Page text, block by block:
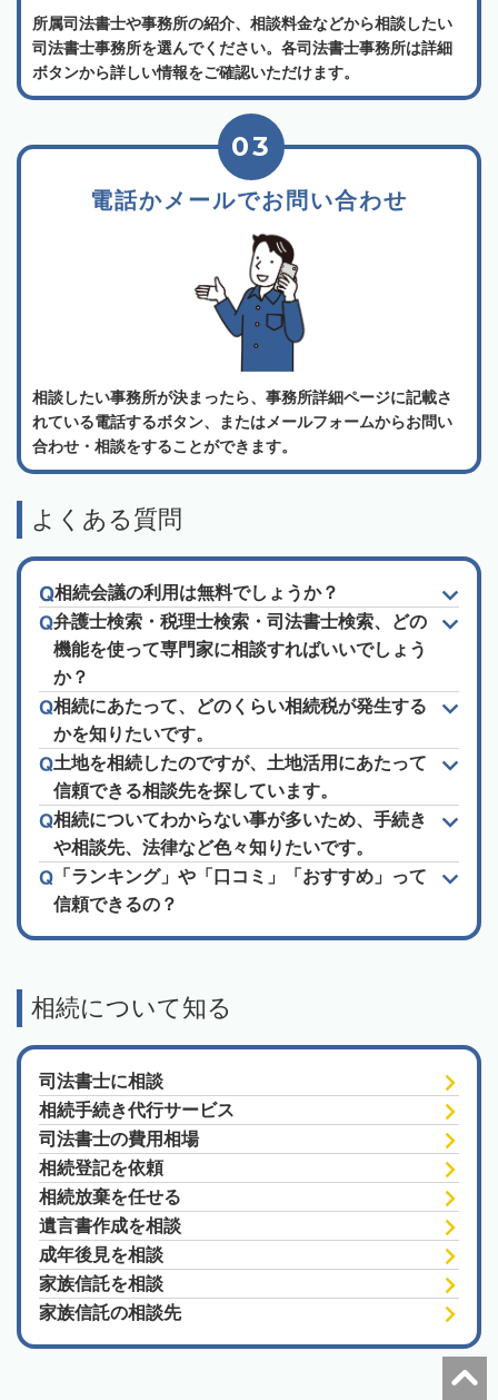
所属司法書士や事務所の紹介、相談料金などから相談したい
司法書士事務所を選んでください。各司法書士事務所は詳細
ボタンから詳しい情報をご確認いただけます。
電話かメールでお問い合わせ
03
相談したい事務所が決まったら、事務所詳細ページに記載さ
れている電話するボタン、またはメールフォームからお問い
合わせ・相談をすることができます。
よくある質問
相続会議の利用は無料でしょうか？
弁護士検索・税理士検索・司法書士検索、どの
機能を使って専門家に相談すればいいでしょう
か？
相続にあたって、どのくらい相続税が発生する
かを知りたいです。
土地を相続したのですが、土地活用にあたって
信頼できる相談先を探しています。
相続についてわからない事が多いため、手続き
や相談先、法律など色々知りたいです。
「ランキング」や「口コミ」「おすすめ」って
信頼できるの？
相続について知る
司法書士に相談
相続手続き代行サービス
司法書士の費用相場
相続登記を依頼
相続放棄を任せる
遺言書作成を相談
成年後見を相談
家族信託を相談
家族信託の相談先